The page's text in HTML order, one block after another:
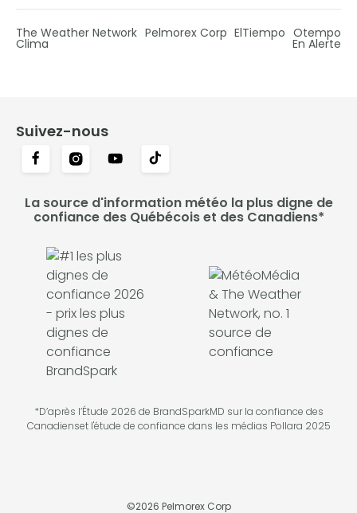
The Weather Network Pelmorex Corp ElTiempo Otempo
Clima En Alerte
Suivez-nous
La source d'information météo la plus digne de
confiance des Québécois et des Canadiens*
*D’après l’Étude 2026 de BrandSparkMD sur la confiance des
Canadienset l'étude de confiance dans les médias Pollara 2025
©2026 Pelmorex Corp